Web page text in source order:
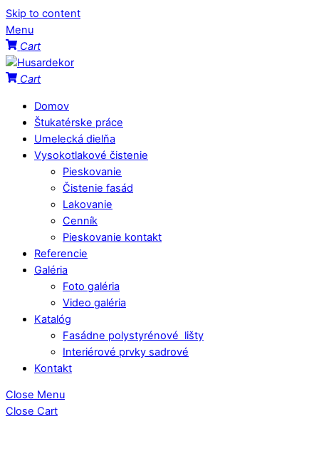
Skip to content
Menu
Cart
Cart
Domov
Štukatérske práce
Umelecká dielňa
Vysokotlakové čistenie
Pieskovanie
Čistenie fasád
Lakovanie
Cenník
Pieskovanie kontakt
Referencie
Galéria
Foto galéria
Video galéria
Katalóg
Fasádne polystyrénové lišty
Interiérové prvky sadrové
Kontakt
Close Menu
Close Cart